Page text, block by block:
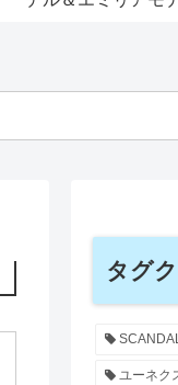
タグ
ユーネク